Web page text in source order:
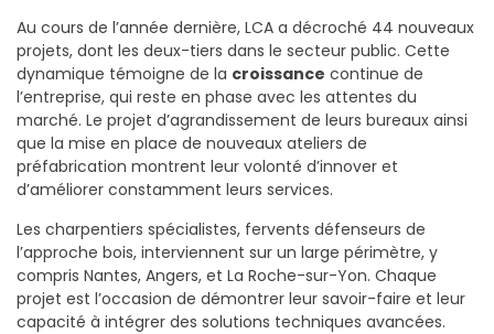
Au cours de l’année dernière, LCA a décroché 44 nouveaux
projets, dont les deux-tiers dans le secteur public. Cette
dynamique témoigne de la croissance continue de
l’entreprise, qui reste en phase avec les attentes du
marché. Le projet d’agrandissement de leurs bureaux ainsi
que la mise en place de nouveaux ateliers de
préfabrication montrent leur volonté d’innover et
d’améliorer constamment leurs services.
Les charpentiers spécialistes, fervents défenseurs de
l’approche bois, interviennent sur un large périmètre, y
compris Nantes, Angers, et La Roche-sur-Yon. Chaque
projet est l’occasion de démontrer leur savoir-faire et leur
capacité à intégrer des solutions techniques avancées.